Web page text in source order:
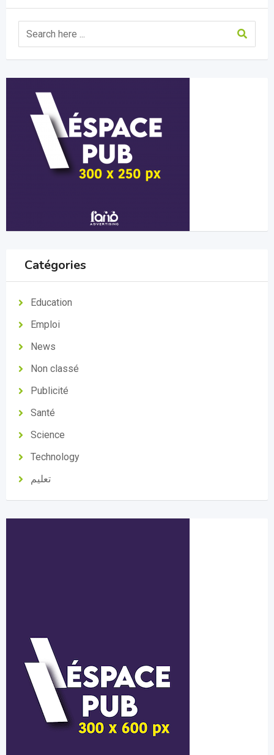
Catégories
Education
Emploi
News
Non classé
Publicité
Santé
Science
Technology
تعليم